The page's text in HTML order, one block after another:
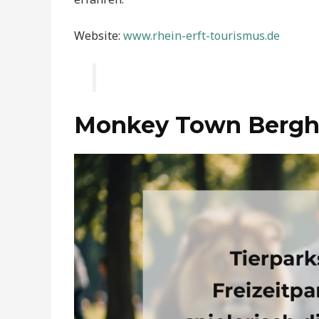
Website: www.rhein-erft-tourismus.de
Monkey Town